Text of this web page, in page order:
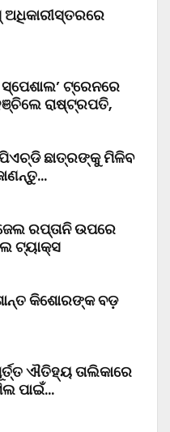
ଟ୍ରେନରେ
ରାଷ୍ଟ୍ରପତି,
ଛାତ୍ରଙ୍କୁ ମିଳିବ
ରପ୍ତାନି ଉପରେ
ଟ୍ୟାକ୍ସ
କିଶୋରଙ୍କ ବଡ଼
ଐତିହ୍ୟ ତାଲିକାରେ
ପାଇଁ…